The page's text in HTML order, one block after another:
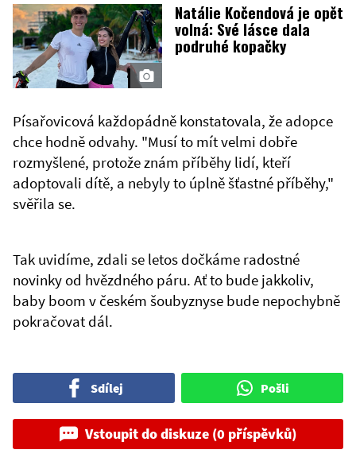
Natálie Kočendová je opět
volná: Své lásce dala
podruhé kopačky
Písařovicová každopádně konstatovala, že adopce
chce hodně odvahy. "Musí to mít velmi dobře
rozmyšlené, protože znám příběhy lidí, kteří
adoptovali dítě, a nebyly to úplně šťastné příběhy,"
svěřila se.
Tak uvidíme, zdali se letos dočkáme radostné
novinky od hvězdného páru. Ať to bude jakkoliv,
baby boom v českém šoubyznyse bude nepochybně
pokračovat dál.
Sdílej Pošli
Vstoupit do diskuze (0 příspěvků)